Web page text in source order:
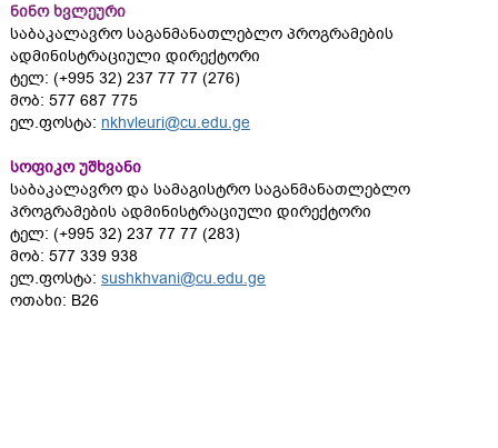
ნინო ხვლეური
საბაკალავრო საგანმანათლებლო პროგრამების
ადმინისტრაციული დირექტორი
ტელ: (+995 32) 237 77 77 (276)
მობ: 577 687 775
ელ.ფოსტა: nkhvleuri@cu.edu.ge
სოფიკო უშხვანი
საბაკალავრო და სამაგისტრო საგანმანათლებლო
პროგრამების ადმინისტრაციული დირექტორი
ტელ: (+995 32) 237 77 77 (283)
მობ: 577 339 938
ელ.ფოსტა: sushkhvani@cu.edu.ge
ოთახი: B26